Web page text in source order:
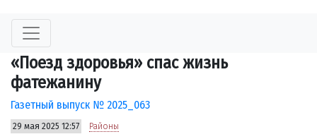
«Поезд здоровья» спас жизнь
фатежанину
Газетный выпуск № 2025_063
29 мая 2025 12:57 Районы